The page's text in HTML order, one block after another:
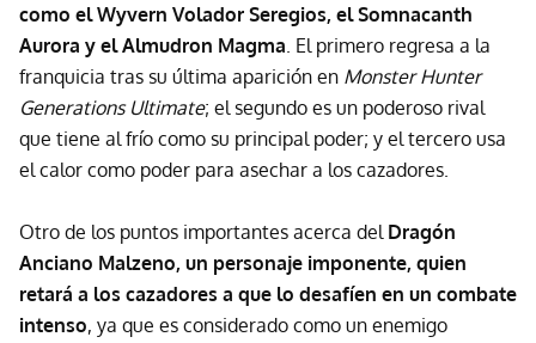
como el Wyvern Volador Seregios, el Somnacanth
Aurora y el Almudron Magma . El primero regresa a la
franquicia tras su última aparición en Monster Hunter
Generations Ultimate; el segundo es un poderoso rival
que tiene al frío como su principal poder; y el tercero usa
el calor como poder para asechar a los cazadores.
Otro de los puntos importantes acerca del Dragón
Anciano Malzeno, un personaje imponente, quien
retará a los cazadores a que lo desafíen en un combate
intenso, ya que es considerado como un enemigo